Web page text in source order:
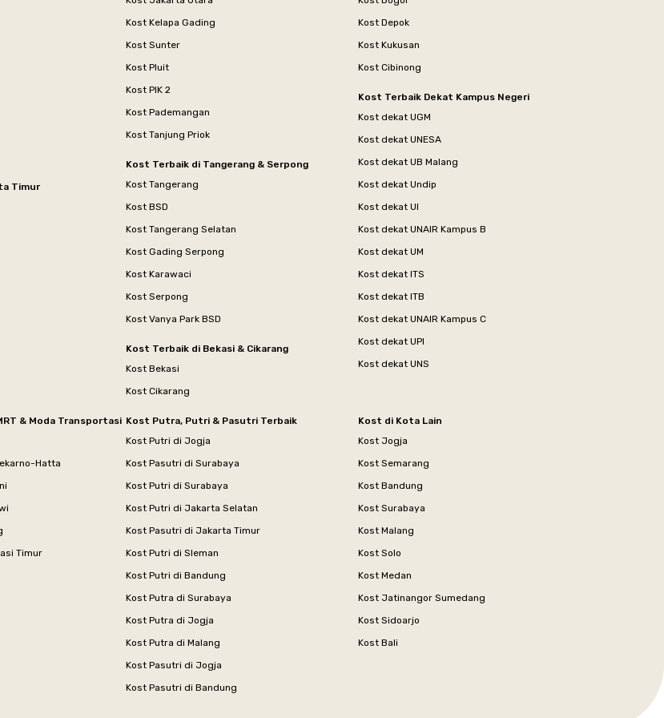
Timur
Kost Kelapa Gading
Kost Sunter
Kost Pluit
Kost PIK 2
Kost Pademangan
Kost Tanjung Priok
Kost Terbaik di Tangerang & Serpong
Kost Tangerang
Kost BSD
Kost Tangerang Selatan
Kost Gading Serpong
Kost Karawaci
Kost Serpong
Kost Vanya Park BSD
Kost Terbaik di Bekasi & Cikarang
Kost Bekasi
Kost Cikarang
Kost Depok
Kost Kukusan
Kost Cibinong
Kost Terbaik Dekat Kampus Negeri
Kost dekat UGM
Kost dekat UNESA
Kost dekat UB Malang
Kost dekat Undip
Kost dekat UI
Kost dekat UNAIR Kampus B
Kost dekat UM
Kost dekat ITS
Kost dekat ITB
Kost dekat UNAIR Kampus C
Kost dekat UPI
Kost dekat UNS
& Moda Transportasi
Hatta
Timur
Kost Putra, Putri & Pasutri Terbaik
Kost Putri di Jogja
Kost Pasutri di Surabaya
Kost Putri di Surabaya
Kost Putri di Jakarta Selatan
Kost Pasutri di Jakarta Timur
Kost Putri di Sleman
Kost Putri di Bandung
Kost Putra di Surabaya
Kost Putra di Jogja
Kost Putra di Malang
Kost Pasutri di Jogja
Kost Pasutri di Bandung
Kost di Kota Lain
Kost Jogja
Kost Semarang
Kost Bandung
Kost Surabaya
Kost Malang
Kost Solo
Kost Medan
Kost Jatinangor Sumedang
Kost Sidoarjo
Kost Bali